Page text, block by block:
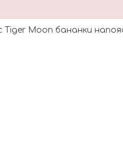
Tiger Moon бананки